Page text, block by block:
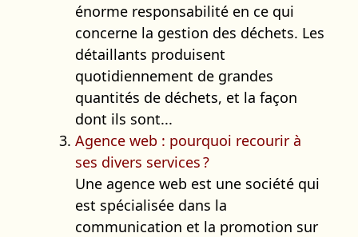
énorme responsabilité en ce qui
concerne la gestion des déchets. Les
détaillants produisent
quotidiennement de grandes
quantités de déchets, et la façon
dont ils sont...
Agence web : pourquoi recourir à
ses divers services ?
Une agence web est une société qui
est spécialisée dans la
communication et la promotion sur